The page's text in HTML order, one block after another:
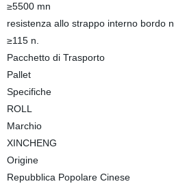
≥5500 mn
resistenza allo strappo interno bordo n
≥115 n.
Pacchetto di Trasporto
Pallet
Specifiche
ROLL
Marchio
XINCHENG
Origine
Repubblica Popolare Cinese